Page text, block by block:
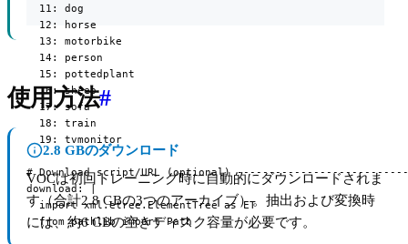
  11: dog
  12: horse
  13: motorbike
  14: person
  15: pottedplant
  16: sheep
  17: sofa
  18: train
  19: tvmonitor
# Download script/URL (optional)
download: |
  import xml.etree.ElementTree as ET
  from pathlib import Path
使用方法#
2.8 GBのダウンロード
VOCは初回トレーニング時に自動的にダウンロードされま
す（合計2.8 GBの3つのアーカイブ）。抽出および変換時
には、約6 GBの空きディスク容量が必要です。